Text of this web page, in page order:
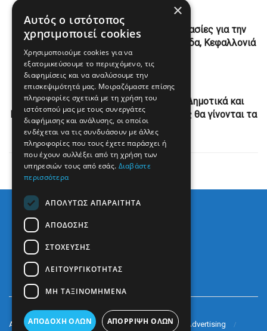
Σημαντική εξέλιξη – Ξεκινούν οι διαδικασίες για την
κατασκευή φοιτητικών εστιών σε Λευκάδα, Κεφαλλονιά
και Ζάκυνθο
Next Post
Μέχρι τις 26 Ιουνίου τα μαθήματα σε Δημοτικά και
Νηπιαγωγεία – Προαιρετική η μάσκα, πως θα γίνονται τα
διαλείμματα
Arkè Media Group Radio Preveza 93 Arkè Advertising
×
Αυτός ο ιστότοπος
χρησιμοποιεί cookies
Χρησιμοποιούμε cookies για να
εξατομικεύσουμε το περιεχόμενο, τις
διαφημίσεις και να αναλύσουμε την
επισκεψιμότητά μας. Μοιραζόμαστε επίσης
πληροφορίες σχετικά με τη χρήση του
ιστότοπού μας με τους συνεργάτες
διαφήμισης και ανάλυσης, οι οποίοι
ενδέχεται να τις συνδυάσουν με άλλες
πληροφορίες που τους έχετε παράσχει ή
που έχουν συλλέξει από τη χρήση των
υπηρεσιών τους από εσάς. Διαβάστε
περισσότερα
ΑΠΟΛΎΤΩΣ ΑΠΑΡΑΊΤΗΤΑ
ΑΠΌΔΟΣΗΣ
ΣΤΌΧΕΥΣΗΣ
ΛΕΙΤΟΥΡΓΙΚΌΤΗΤΑΣ
ΜΗ ΤΑΞΙΝΟΜΗΜΈΝΑ
ΑΠΟΔΟΧΉ ΌΛΩΝ ΑΠΌΡΡΙΨΗ ΌΛΩΝ